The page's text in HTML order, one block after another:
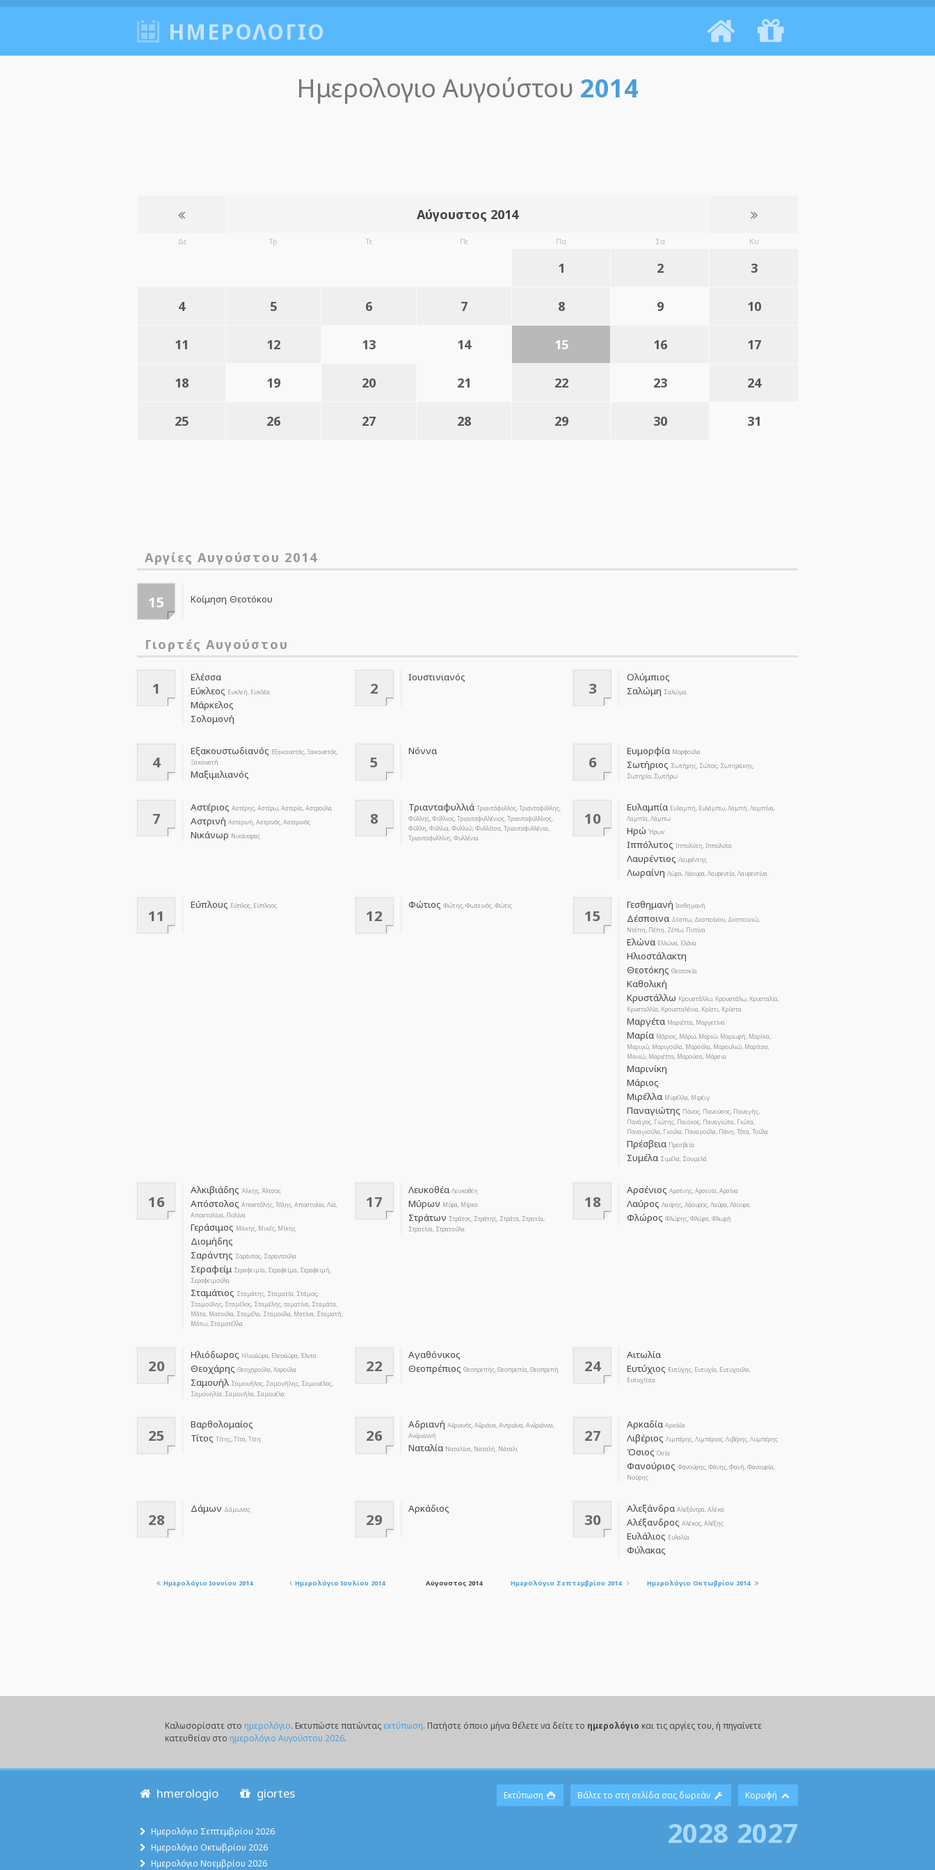
ΗΜΕΡΟΛΟΓΙΟ
Ημερολογιο Αυγούστου 2014
Αύγουστος 2014
Δε Τρ Τε Πε Πα Σα Κυ
1 2 3
4 5 6 7 8 9 10
11 12 13 14 15 16 17
18 19 20 21 22 23 24
25 26 27 28 29 30 31
Αργίες Αυγούστου 2014
15 Κοίμηση Θεοτόκου
Γιορτές Αυγούστου
1
Ελέσσα
Εύκλεος Ευκλεή, Ευκλέα
Μάρκελος
Σολομονή
2
Ιουστινιανός
3
Ολύμπιος
Σαλώμη Σαλώμα
4
Εξακουστωδιανός Εξακουστός, Ξακουστός,
Ξακουστή
Μαξιμιλιανός
5
Νόννα
6
Ευμορφία Μορφούλα
Σωτήριος Σωτήρης, Σώτος, Σωτηράκης,
Σωτηρία, Σωτήρω
7
Αστέριος Αστέρης, Αστέρω, Αστερία, Αστρούλα
Αστρινή Αστερινή, Αστρινός, Αστερινός
Νικάνωρ Νικάνορας
8
Τριανταφυλλιά Τριαντάφυλλος, Τριανταφύλλης,
Φύλλης, Φύλλιος, Τριανταφυλλένιος, Τριανταφυλλίνος,
Φύλλη, Φύλλια, Φυλλιώ, Φυλλίτσα, Τριανταφυλλένια,
Τριανταφυλλίνη, Φυλλένια
10
Ευλαμπία Ευλαμπή, Ευλάμπω, Λαμπή, Λαμπίνα,
Λαμπία, Λάμπω
Ηρώ Ήρων
Ιππόλυτος Ιππολύτη, Ιππολύτα
Λαυρέντιος Λαυρέντης
Λωραίνη Λώρα, Λάουρα, Λαυρεντία, Λαυρεντίνα
11
Εύπλους Εύπλος, Εύπλοος
12
Φώτιος Φώτης, Φωτεινός, Φώτις
15
Γεσθημανή Ιεσθημανή
Δέσποινα Δέσπω, Δεσποίνου, Δεσποινιώ,
Ντέπη, Πέπη, Ζέπω, Πιπίνα
Ελώνα Ελλώνα, Ελόνα
Ηλιοστάλακτη
Θεοτόκης Θεοτοκία
Καθολική
Κρυστάλλω Κρουστάλλω, Κρουστάλω, Κρυσταλία,
Κρυσταλλία, Κρουσταλένια, Κρίστι, Κρύστα
Μαργέτα Μαριέττα, Μαργετίνα
Μαρία Μάριος, Μάρω, Μαριώ, Μαριωρή, Μαρίκα,
Μαριγώ, Μαριγούλα, Μαρούλα, Μαρουλιώ, Μαρίτσα,
Μανιώ, Μαριέττα, Μαρούσα, Μάρσια
Μαρινίκη
Μάριος
Μιρέλλα Μυρέλλα, Μιρέιγ
Παναγιώτης Πάνος, Πανούσος, Παναγής,
Πανάγος, Γιώτης, Πανίκος, Παναγιώτα, Γιώτα,
Παναγιούλα, Γιούλα, Παναγούλα, Πάνη, Τότα, Τούλα
Πρέσβεια Πρεσβεία
Συμέλα Σιμέλα, Σουμελά
16
Αλκιβιάδης Άλκης, Άλτσος
Απόστολος Αποστόλης, Τόλης, Αποστολία, Λία,
Αποστολίνα, Πολίνα
Γεράσιμος Μάκης, Μικές, Μίκης
Διομήδης
Σαράντης Σαράντος, Σαραντούλα
Σεραφείμ Σεραφειμία, Σεραφείμα, Σεραφειμή,
Σεραφειμούλα
Σταμάτιος Σταμάτης, Σταματία, Στάμος,
Σταμούλης, Σταμέλος, Σταμέλης, ταματίνα, Σταμάτα,
Μάτα, Ματούλα, Σταμέλα, Σταμούλα, Ματίνα, Σταματή,
Μάτω, Σταματέλλα
17
Λευκοθέα Λευκοθέη
Μύρων Μύρα, Μίρκα
Στράτων Στράτος, Στράτης, Στράτα, Στρατία,
Στρατίνα, Στρατούλα
18
Αρσένιος Αρσένης, Αρσενία, Αρσίνα
Λαύρος Λαύρης, Λάουρος, Λαύρα, Λάουρα
Φλώρος Φλώρης, Φλώρα, Φλωρή
20
Ηλιόδωρος Ηλιοδώρα, Ελεοδώρα, Έλντα
Θεοχάρης Θεοχαρούλα, Χαρούλα
Σαμουήλ Σαμουήλος, Σαμουήλης, Σαμουέλος,
Σαμουηλία, Σαμουήλα, Σαμουέλα
22
Αγαθόνικος
Θεοπρέπιος Θεοπρεπής, Θεοπρεπία, Θεοπρεπή 24
Αιτωλία
Ευτύχιος Ευτύχης, Ευτυχία, Ευτυχούλα,
Ευτυχίτσα
25
Βαρθολομαίος
Τίτος Τίτης, Τίτα, Τίτη 26
Αδριανή Αδριανός, Αδριάνα, Αντριάνα, Ανδριάννα,
Ανδριαννή
Ναταλία Ναταλίνα, Ναταλή, Νάταλι
27
Αρκαδία Αρκάδα
Λιβέριος Λιμπέρης, Λιμπέριος, Λιβέρης, Λυμπέρης
Όσιος Οσία
Φανούριος Φανούρης, Φάνης, Φανή, Φανουρία,
Νούρης
28
Δάμων Δάμωνας
29
Αρκάδιος
30
Αλεξάνδρα Αλεξάντρα, Αλέκα
Αλέξανδρος Αλέκος, Αλέξης
Ευλάλιος Ευλαλία
Φύλακας
Ημερολόγιο Ιουνίου 2014 Ημερολόγιο Ιουλίου 2014 Αύγουστος 2014 Ημερολόγιο Σεπτεμβρίου 2014 Ημερολόγιο Οκτωβρίου 2014
Καλωσορίσατε στο ημερολόγιο. Eκτυπώστε πατώντας εκτύπωση. Πατήστε όποιο μήνα θέλετε να δείτε το ημερολόγιο και τις αργίες του, ή πηγαίνετε
κατευθείαν στο ημερολόγιο Αυγούστου 2026.
hmerologio giortes Εκτύπωση Βάλτε το στη σελίδα σας δωρεάν Κορυφή
Ημερολόγιο Σεπτεμβρίου 2026
Ημερολόγιο Οκτωβρίου 2026
Ημερολόγιο Νοεμβρίου 2026
2027
2028